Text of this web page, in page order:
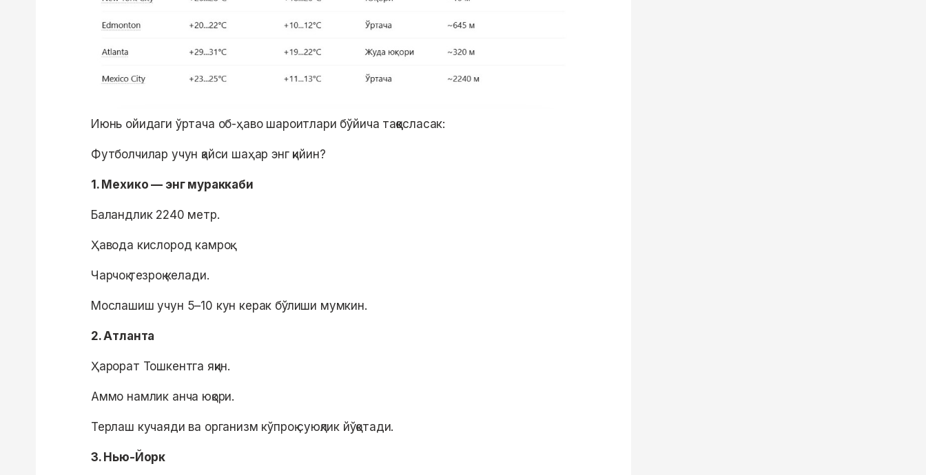
Июнь ойидаги ўртача об-ҳаво шароитлари бўйича таққосласак:
Футболчилар учун қайси шаҳар энг қийин?
1. Мехико — энг мураккаби
Баландлик 2240 метр.
Ҳавода кислород камроқ.
Чарчоқ тезроқ келади.
Мослашиш учун 5–10 кун керак бўлиши мумкин.
2. Атланта
Ҳарорат Тошкентга яқин.
Аммо намлик анча юқори.
Терлаш кучаяди ва организм кўпроқ суюқлик йўқотади.
3. Нью-Йорк